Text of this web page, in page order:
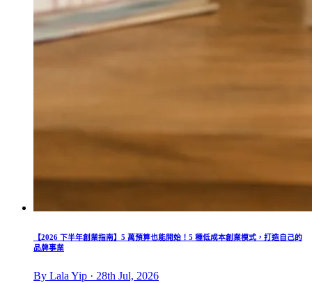
【2026 下半年創業指南】5 萬預算也能開始！5 種低成本創業模式，打造自己的
品牌事業
By Lala Yip · 28th Jul, 2026